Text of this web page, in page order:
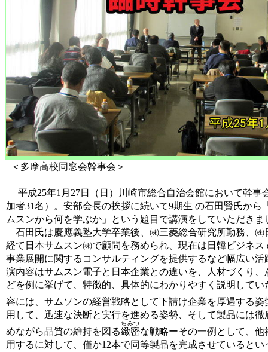
＜多摩高校同窓会幹事会＞
平成25年1月27日（日）川崎市総合自治会館において幹事
加者31名）。安部会長の挨拶に続いて9期生 の石田賢氏から
ムスンから何を学ぶか」という題目で講演をしていただきま
石田氏は慶應義塾大学卒業後、㈱三菱総合研究所勤務、㈱
経て日本サムスン㈱で顧問を務められ、現在は日韓ビジネ
事業展開に関するコンサルティングを提供するなど幅広い
演内容はサムスン電子と日本企業との違いを、人材づくり
どを例に挙げて、特徴的、具体的にわかりやすく説明して
容には、サムソンの経営戦略として下請け企業を厚遇する姿
用して、迅速な決断と実行を進める姿勢、そして製品には
めながら品質の維持を図る緻密
ちみつ
な戦略ーその一例として、他
用するに対して、僅か12本で同等製品を完成させていると